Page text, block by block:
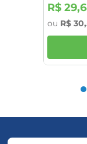
R$ 29,
ou R$ 30,